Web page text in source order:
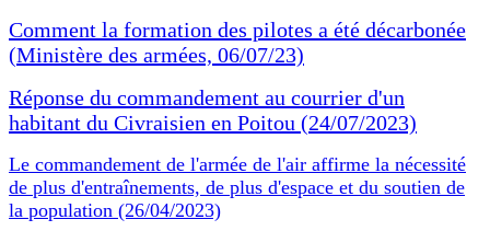
Comment la formation des pilotes a été décarbonée
(Ministère des armées, 06/07/23)
Réponse du commandement au courrier d'un
habitant du Civraisien en Poitou (24/07/2023)
Le commandement de l'armée de l'air affirme la nécessité
de plus d'entraînements, de plus d'espace et du soutien de
la population (26/04/2023)